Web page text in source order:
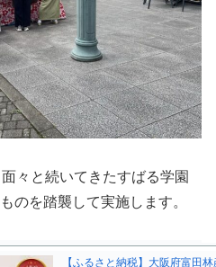
々と続いてきたすばる学園
のを踏襲して実施します。
【ふるさと納税】大阪府富田